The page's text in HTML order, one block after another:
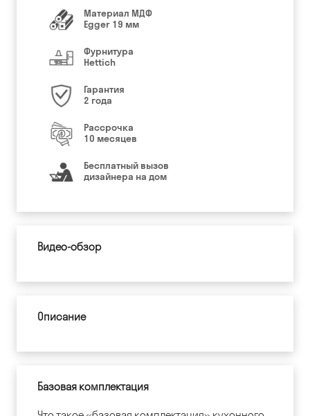
Материал МДФ
Egger 19 мм
Фурнитура
Hettich
Гарантия
2 года
Рассрочка
10 месяцев
Бесплатный вызов
дизайнера на дом
Видео-обзор
Описание
Базовая комплектация